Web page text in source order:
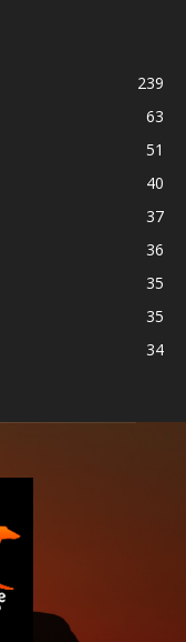
239
63
51
40
37
36
35
35
34